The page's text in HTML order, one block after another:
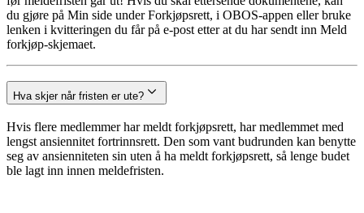
du gjøre på Min side under Forkjøpsrett, i OBOS-appen eller bruke
lenken i kvitteringen du får på e-post etter at du har sendt inn Meld
forkjøp-skjemaet.
Hva skjer når fristen er ute?
Hvis flere medlemmer har meldt forkjøpsrett, har medlemmet med
lengst ansiennitet fortrinnsrett. Den som vant budrunden kan benytte
seg av ansienniteten sin uten å ha meldt forkjøpsrett, så lenge budet
ble lagt inn innen meldefristen.